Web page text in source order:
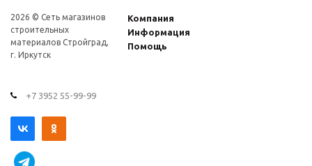
2026 © Сеть магазинов
строительных
материалов Стройград,
г. Иркутск
Компания
Информация
Помощь
+7 3952 55-99-99